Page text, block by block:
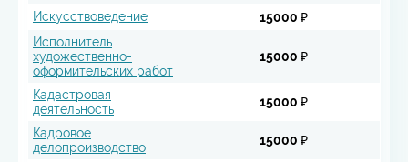
Искусствоведение
15000 ₽
Исполнитель
художественно-
оформительских работ
15000 ₽
Кадастровая
деятельность
15000 ₽
Кадровое
делопроизводство
15000 ₽